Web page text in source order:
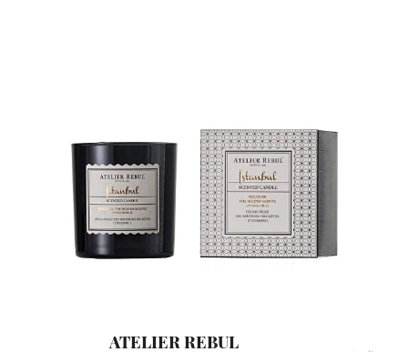
ATELIER REBUL